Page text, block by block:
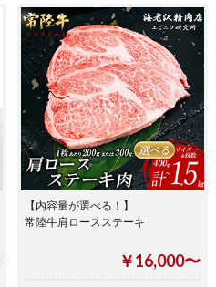
【内容量が選べる！】
常陸牛肩ロースステーキ
￥16,000〜